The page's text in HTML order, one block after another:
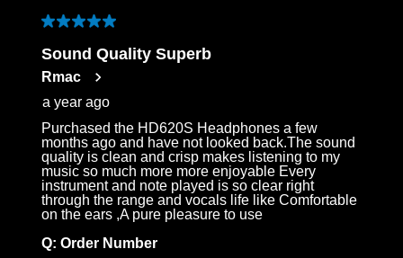
5 out of 5 stars.
Sound Quality Superb
Rmac
a year ago
Purchased the HD620S Headphones a few
months ago and have not looked back.The sound
quality is clean and crisp makes listening to my
music so much more more enjoyable Every
instrument and note played is so clear right
through the range and vocals life like Comfortable
on the ears ,A pure pleasure to use
Q: Order Number